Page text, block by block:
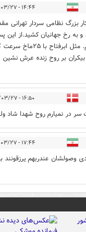
۱۴:۴۴ - ۱۴۰۵/۰۳/۲۷
بزرگ نظامی سردار تهرانی
رخ جهانیان کشید.از این
بر روح زنده عرش نشین
۱۶:۵۰ - ۱۴۰۵/۰۳/۲۷
در نمیارم روح شهدا شاد
۱۷:۴۴ - ۱۴۰۵/۰۳/۲۷
وصولشان عندربهم